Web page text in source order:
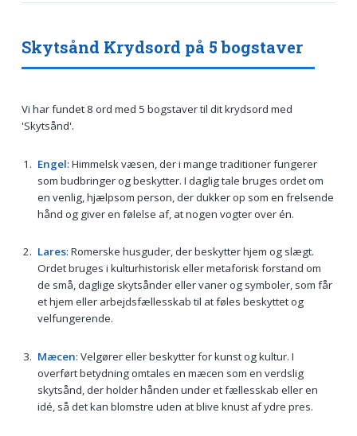
Skytsånd Krydsord på 5 bogstaver
Vi har fundet 8 ord med 5 bogstaver til dit krydsord med
'Skytsånd'.
Engel: Himmelsk væsen, der i mange traditioner fungerer
som budbringer og beskytter. I daglig tale bruges ordet om
en venlig, hjælpsom person, der dukker op som en frelsende
hånd og giver en følelse af, at nogen vogter over én.
Lares: Romerske husguder, der beskytter hjem og slægt.
Ordet bruges i kulturhistorisk eller metaforisk forstand om
de små, daglige skytsånder eller vaner og symboler, som får
et hjem eller arbejdsfællesskab til at føles beskyttet og
velfungerende.
Mæcen: Velgører eller beskytter for kunst og kultur. I
overført betydning omtales en mæcen som en verdslig
skytsånd, der holder hånden under et fællesskab eller en
idé, så det kan blomstre uden at blive knust af ydre pres.